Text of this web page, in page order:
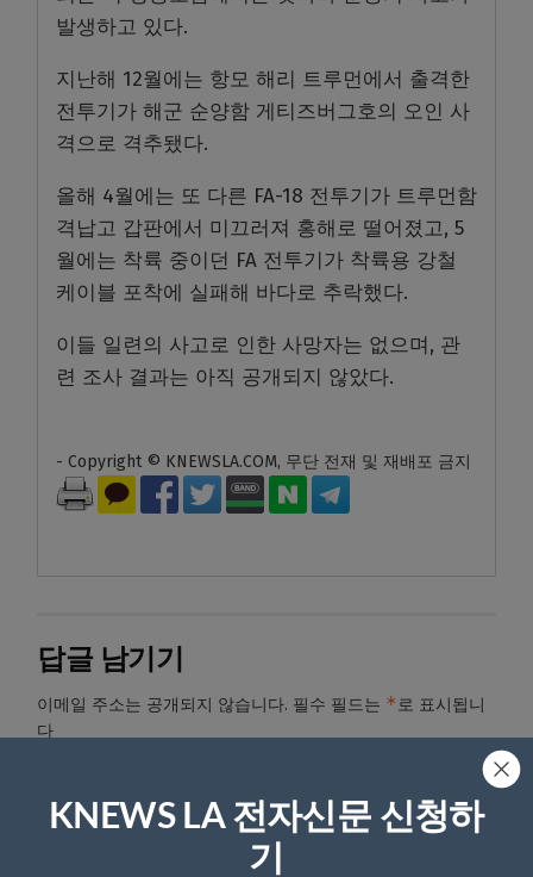
발생하고 있다.
지난해 12월에는 항모 해리 트루먼에서 출격한
전투기가 해군 순양함 게티즈버그호의 오인 사
격으로 격추됐다.
올해 4월에는 또 다른 FA-18 전투기가 트루먼함
격납고 갑판에서 미끄러져 홍해로 떨어졌고, 5
월에는 착륙 중이던 FA 전투기가 착륙용 강철
케이블 포착에 실패해 바다로 추락했다.
이들 일련의 사고로 인한 사망자는 없으며, 관
련 조사 결과는 아직 공개되지 않았다.
- Copyright © KNEWSLA.COM, 무단 전재 및 재배포 금지
답글 남기기
이메일 주소는 공개되지 않습니다. 필수 필드는 *로 표시됩니
다
KNEWS LA 전자신문 신청하
기